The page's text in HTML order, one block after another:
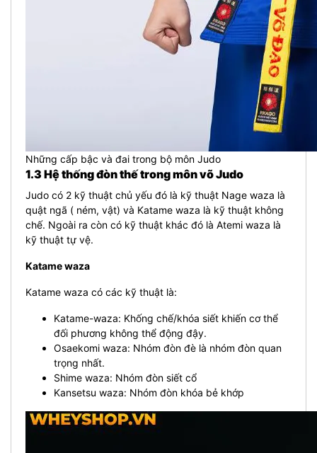
Những cấp bậc và đai trong bộ môn Judo
1.3 Hệ thống đòn thế trong môn võ Judo
Judo có 2 kỹ thuật chủ yếu đó là kỹ thuật Nage waza là
quật ngã ( ném, vật) và Katame waza là kỹ thuật không
chế. Ngoài ra còn có kỹ thuật khác đó là Atemi waza là
kỹ thuật tự vệ.
Katame waza
Katame waza có các kỹ thuật là:
Katame-waza: Khống chế/khóa siết khiến cơ thể
đối phương không thể động đậy.
Osaekomi waza: Nhóm đòn đè là nhóm đòn quan
trọng nhất.
Shime waza: Nhóm đòn siết cổ
Kansetsu waza: Nhóm đòn khóa bẻ khớp